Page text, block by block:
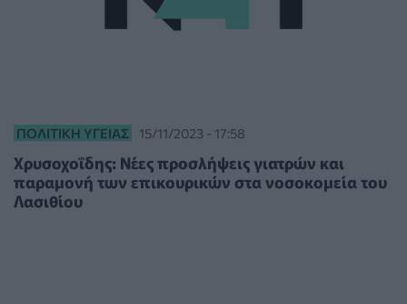
ΠΟΛΙΤΙΚΉ ΥΓΕΊΑΣ 15/11/2023 - 17:58
Χρυσοχοΐδης: Νέες προσλήψεις γιατρών και
παραμονή των επικουρικών στα νοσοκομεία του
Λασιθίου